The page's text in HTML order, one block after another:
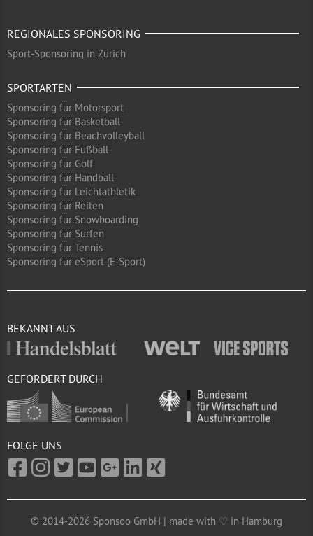
REGIONALES SPONSORING
Sport-Sponsoring in Zürich
SPORTARTEN
Sponsoring für Motorsport
Sponsoring für Basketball
Sponsoring für Beachvolleyball
Sponsoring für Fußball
Sponsoring für Golf
Sponsoring für Handball
Sponsoring für Leichtathletik
Sponsoring für Reiten
Sponsoring für Snowboarding
Sponsoring für Surfen
Sponsoring für Tennis
Sponsoring für eSport (E-Sport)
BEKANNT AUS
GEFÖRDERT DURCH
FOLGE UNS
© 2014-2026 Sponsoo GmbH | made with ♡ in Hamburg